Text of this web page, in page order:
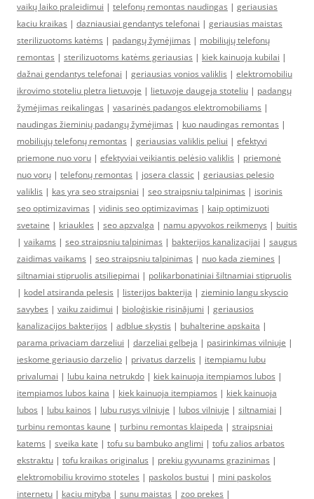
vaikų laiko praleidimui | telefonų remontas naudingas | geriausias
kaciu kraikas | dazniausiai gendantys telefonai | geriausias maistas
sterilizuotoms katėms | padangų žymėjimas | mobiliųjų telefonų
remontas | sterilizuotoms katėms geriausias | kiek kainuoja kubilai |
dažnai gendantys telefonai | geriausias vonios valiklis | elektromobiliu
ikrovimo stoteliu pletra lietuvoje | lietuvoje daugeja stoteliu | padangų
žymėjimas reikalingas | vasarinės padangos elektromobiliams |
naudingas žieminių padangų žymėjimas | kuo naudingas remontas |
mobiliųjų telefonų remontas | geriausias valiklis peliui | efektyvi
priemone nuo voru | efektyviai veikiantis pelėsio valiklis | priemonė
nuo vorų | telefonų remontas | josera classic | geriausias pelesio
valiklis | kas yra seo straipsniai | seo straipsniu talpinimas | isorinis
seo optimizavimas | vidinis seo optimizavimas | kaip optimizuoti
svetaine | kriaukles | seo apzvalga | namu apyvokos reikmenys | buitis
| vaikams | seo straipsniu talpinimas | bakterijos kanalizacijai | saugus
zaidimas vaikams | seo straipsniu talpinimas | nuo kada ziemines |
siltnamiai stipruolis atsiliepimai | polikarbonatiniai šiltnamiai stipruolis
| kodel atsiranda pelesis | listerijos bakterija | zieminio langu skyscio
savybes | vaiku zaidimui | bioloģiskie risinājumi | geriausios
kanalizacijos bakterijos | adblue skystis | buhalterine apskaita |
parama privaciam darzeliui | darzeliai gelbeja | pasirinkimas vilniuje |
ieskome geriausio darzelio | privatus darzelis | itempiamu lubu
privalumai | lubu kaina netrukdo | kiek kainuoja itempiamos lubos |
itempiamos lubos kaina | kiek kainuoja itempiamos | kiek kainuoja
lubos | lubu kainos | lubu rusys vilniuje | lubos vilniuje | siltnamiai |
turbinu remontas kaune | turbinu remontas klaipeda | straipsniai
katems | sveika kate | tofu su bambuko anglimi | tofu zalios arbatos
ekstraktu | tofu kraikas originalus | prekiu gyvunams grazinimas |
elektromobiliu krovimo stoteles | paskolos bustui | mini paskolos
internetu | kaciu mityba | sunu maistas | zoo prekes |